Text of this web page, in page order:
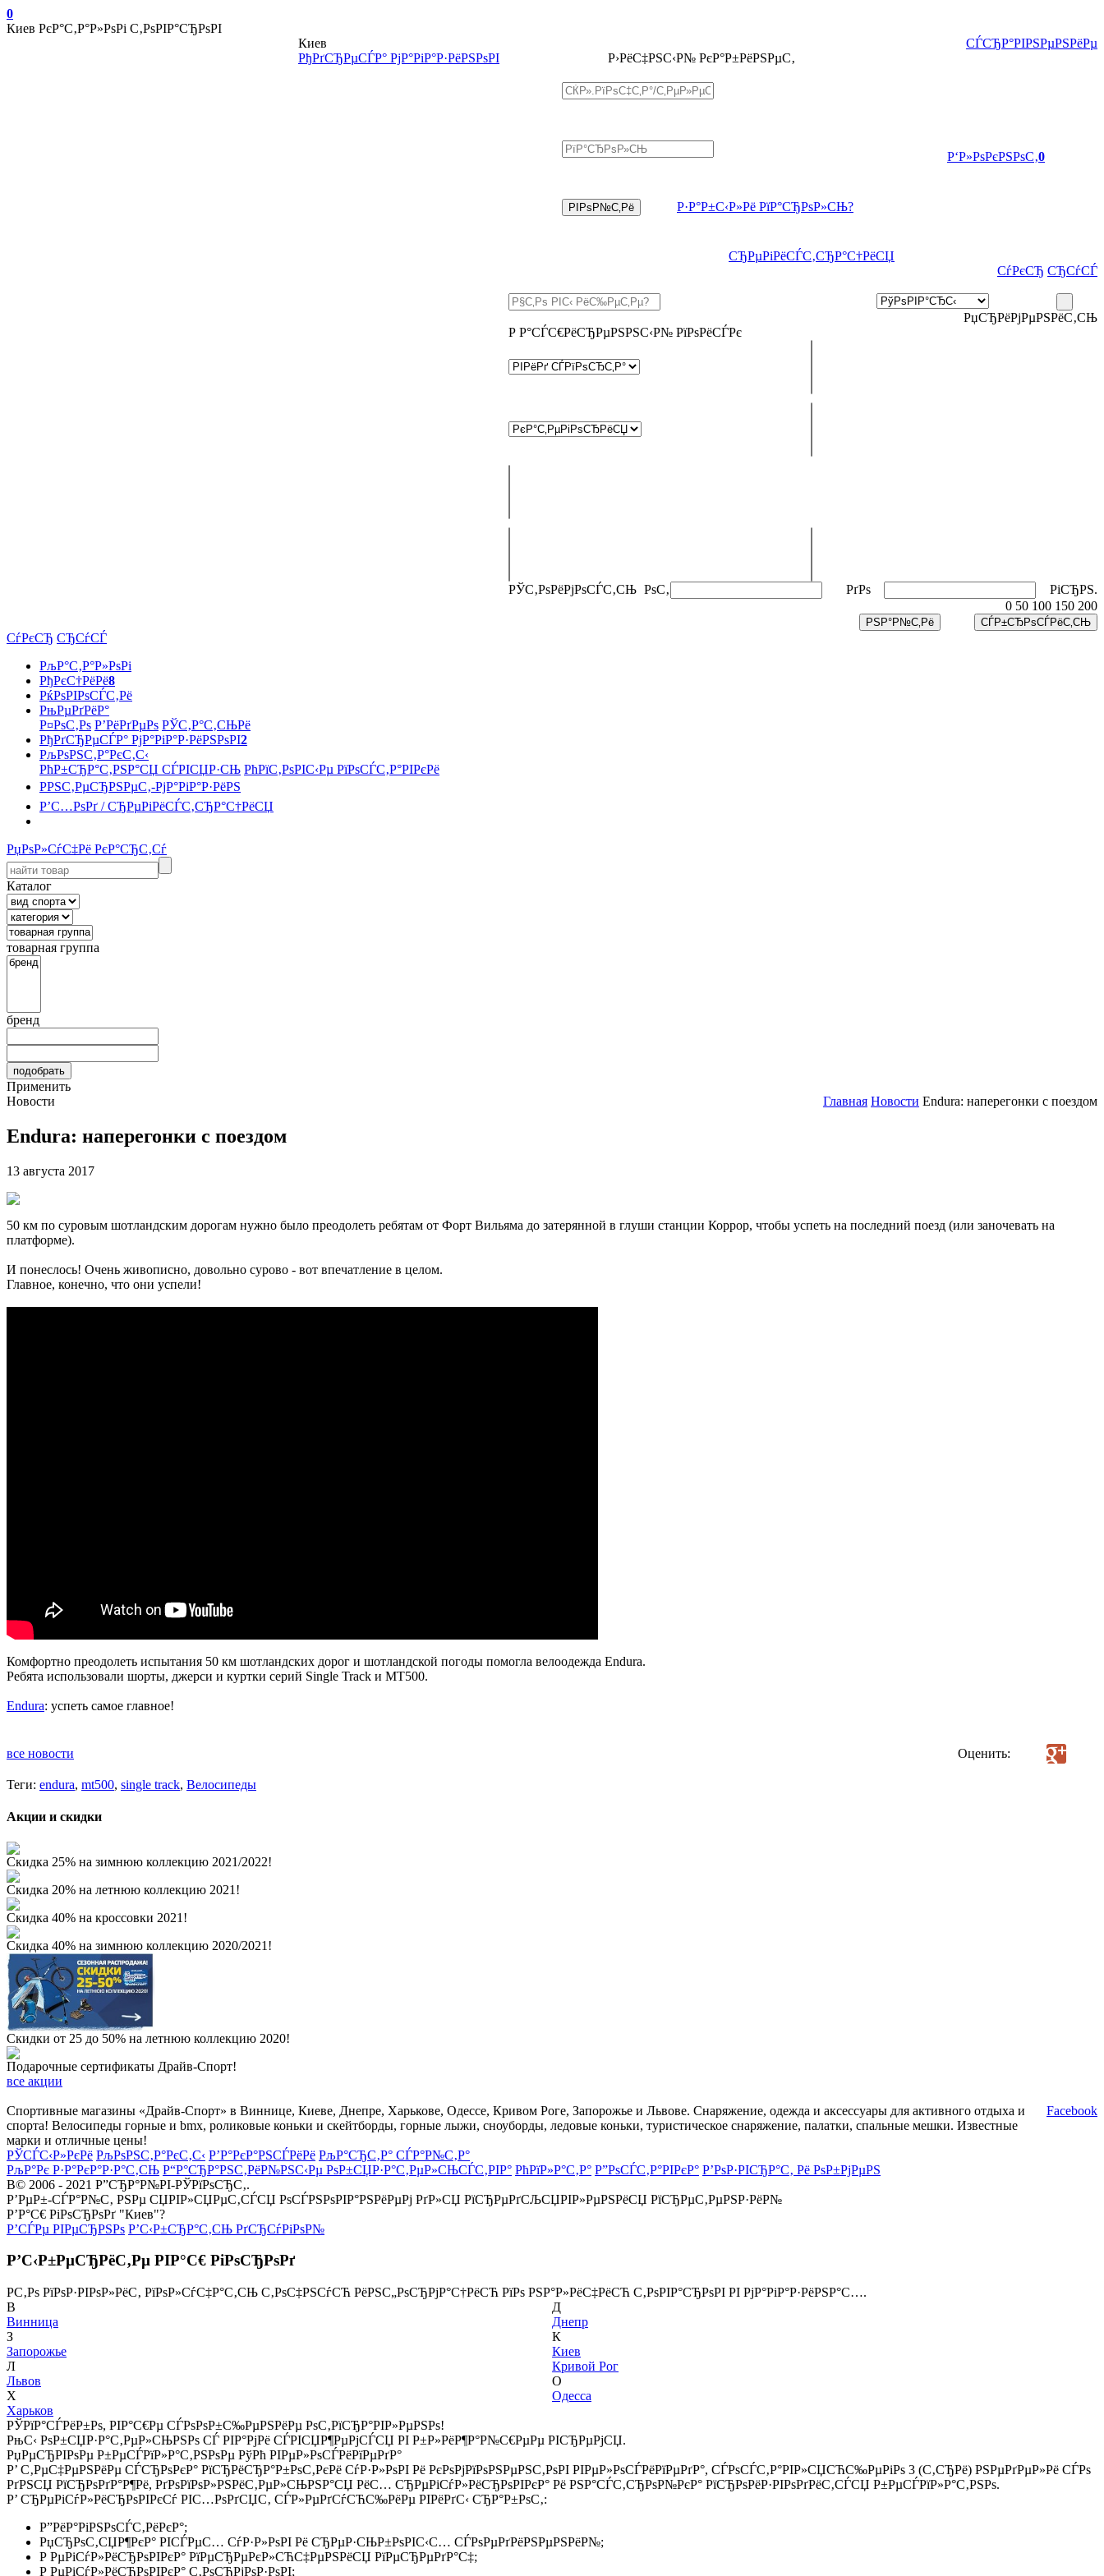
0
Киев РєР°С‚Р°Р»РѕРі С‚РѕРІР°СЂРѕРІ
Киев
РђРґСЂРµСЃР° РјР°РіР°Р·РёРЅРѕРІ
СЃСЂР°РІРЅРµРЅРёРµ
Р›РёС‡РЅС‹Р№ РєР°Р±РёРЅРµС‚
Р·Р°Р±С‹Р»Рё РїР°СЂРѕР»СЊ?
СЂРµРіРёСЃС‚СЂР°С†РёСЏ
Р‘Р»РѕРєРЅРѕС‚0
СѓРєСЂ СЂСѓСЃ
РџСЂРёРјРµРЅРёС‚СЊ
Р Р°СЃС€РёСЂРµРЅРЅС‹Р№ РїРѕРёСЃРє
РЎС‚РѕРёРјРѕСЃС‚СЊ РѕС‚ РґРѕ
РіСЂРЅ.
0 50 100 150 200
СѓРєСЂ СЂСѓСЃ
РљР°С‚Р°Р»РѕРі
РђРєС†РёРё8
РќРѕРІРѕСЃС‚Рё
РњРµРґРёР°
Р¤РѕС‚Рѕ Р’РёРґРµРѕ РЎС‚Р°С‚СЊРё
РђРґСЂРµСЃР° РјР°РіР°Р·РёРЅРѕРІ2
РљРѕРЅС‚Р°РєС‚С‹
РћР±СЂР°С‚РЅР°СЏ СЃРІСЏР·СЊ РћРїС‚РѕРІС‹Рµ РїРѕСЃС‚Р°РІРєРё
РРЅС‚РµСЂРЅРµС‚-РјР°РіР°Р·РёРЅ
Р’С…РѕРґ / СЂРµРіРёСЃС‚СЂР°С†РёСЏ
РџРѕР»СѓС‡Рё РєР°СЂС‚Сѓ
Каталог
товарная группа
бренд
Применить
Новости
Главная Новости Endura: наперегонки с поездом
Endura: наперегонки с поездом
13 августа 2017
50 км по суровым шотландским дорогам нужно было преодолеть ребятам от Форт Вильяма до затерянной в глуши станции Коррор, чтобы успеть на последний поезд (или заночевать на
платформе).
И понеслось! Очень живописно, довольно сурово - вот впечатление в целом.
Главное, конечно, что они успели!
Комфортно преодолеть испытания 50 км шотландских дорог и шотландской погоды помогла велоодежда Endura.
Ребята использовали шорты, джерси и куртки серий Single Track и MT500.
Endura: успеть самое главное!
все новости Оценить:
Теги: endura, mt500, single track, Велосипеды
Акции и скидки
Скидка 25% на зимнюю коллекцию 2021/2022!
Скидка 20% на летнюю коллекцию 2021!
Скидка 40% на кроссовки 2021!
Скидка 40% на зимнюю коллекцию 2020/2021!
Скидки от 25 до 50% на летнюю коллекцию 2020!
Подарочные сертификаты Драйв-Спорт!
все акции
Спортивные магазины «Драйв-Спорт» в Виннице, Киеве, Днепре, Харькове, Одессе, Кривом Роге, Запорожье и Львове. Снаряжение, одежда и аксессуары для активного отдыха и
спорта! Велосипеды горные и bmx, роликовые коньки и скейтборды, горные лыжи, сноуборды, ледовые коньки, туристическое снаряжение, палатки, спальные мешки. Известные
марки и отличные цены!
Facebook
РЎСЃС‹Р»РєРё РљРѕРЅС‚Р°РєС‚С‹ Р’Р°РєР°РЅСЃРёРё РљР°СЂС‚Р° СЃР°Р№С‚Р°
РљР°Рє Р·Р°РєР°Р·Р°С‚СЊ Р“Р°СЂР°РЅС‚РёР№РЅС‹Рµ РѕР±СЏР·Р°С‚РµР»СЊСЃС‚РІР° РћРїР»Р°С‚Р° Р”РѕСЃС‚Р°РІРєР° Р’РѕР·РІСЂР°С‚ Рё РѕР±РјРµРЅ
В© 2006 - 2021 Р”СЂР°Р№РІ-РЎРїРѕСЂС‚.
Р’РµР±-СЃР°Р№С‚ РЅРµ СЏРІР»СЏРµС‚СЃСЏ РѕСЃРЅРѕРІР°РЅРёРµРј РґР»СЏ РїСЂРµРґСЉСЏРІР»РµРЅРёСЏ РїСЂРµС‚РµРЅР·РёР№
Р’Р°С€ РіРѕСЂРѕРґ "Киев"?
Р’СЃРµ РІРµСЂРЅРѕ Р’С‹Р±СЂР°С‚СЊ РґСЂСѓРіРѕР№
Р’С‹Р±РµСЂРёС‚Рµ РІР°С€ РіРѕСЂРѕРґ
Р­С‚Рѕ РїРѕР·РІРѕР»РёС‚ РїРѕР»СѓС‡Р°С‚СЊ С‚РѕС‡РЅСѓСЋ РёРЅС„РѕСЂРјР°С†РёСЋ РїРѕ РЅР°Р»РёС‡РёСЋ С‚РѕРІР°СЂРѕРІ РІ РјР°РіР°Р·РёРЅР°С….
В
Винница
З
Запорожье
Л
Львов
Х
Харьков
Д
Днепр
К
Киев
Кривой Рог
О
Одесса
РЎРїР°СЃРёР±Рѕ, РІР°С€Рµ СЃРѕРѕР±С‰РµРЅРёРµ РѕС‚РїСЂР°РІР»РµРЅРѕ!
РњС‹ РѕР±СЏР·Р°С‚РµР»СЊРЅРѕ СЃ РІР°РјРё СЃРІСЏР¶РµРјСЃСЏ РІ Р±Р»РёР¶Р°Р№С€РµРµ РІСЂРµРјСЏ.
РџРµСЂРІРѕРµ Р±РµСЃРїР»Р°С‚РЅРѕРµ РўРћ РІРµР»РѕСЃРёРїРµРґР°
Р’ С‚РµС‡РµРЅРёРµ СЃСЂРѕРєР° РїСЂРёСЂР°Р±РѕС‚РєРё СѓР·Р»РѕРІ Рё РєРѕРјРїРѕРЅРµРЅС‚РѕРІ РІРµР»РѕСЃРёРїРµРґР°, СЃРѕСЃС‚Р°РІР»СЏСЋС‰РµРіРѕ 3 (С‚СЂРё) РЅРµРґРµР»Рё СЃРѕ
РґРЅСЏ РїСЂРѕРґР°Р¶Рё, РґРѕРїРѕР»РЅРёС‚РµР»СЊРЅР°СЏ РёС… СЂРµРіСѓР»РёСЂРѕРІРєР° Рё РЅР°СЃС‚СЂРѕР№РєР° РїСЂРѕРёР·РІРѕРґРёС‚СЃСЏ Р±РµСЃРїР»Р°С‚РЅРѕ.
Р’ СЂРµРіСѓР»РёСЂРѕРІРєСѓ РІС…РѕРґСЏС‚ СЃР»РµРґСѓСЋС‰РёРµ РІРёРґС‹ СЂР°Р±РѕС‚:
Р”РёР°РіРЅРѕСЃС‚РёРєР°;
РџСЂРѕС‚СЏР¶РєР° РІСЃРµС… СѓР·Р»РѕРІ Рё СЂРµР·СЊР±РѕРІС‹С… СЃРѕРµРґРёРЅРµРЅРёР№;
Р РµРіСѓР»РёСЂРѕРІРєР° РїРµСЂРµРєР»СЋС‡РµРЅРёСЏ РїРµСЂРµРґР°С‡;
Р РµРіСѓР»РёСЂРѕРІРєР° С‚РѕСЂРјРѕР·РѕРІ;